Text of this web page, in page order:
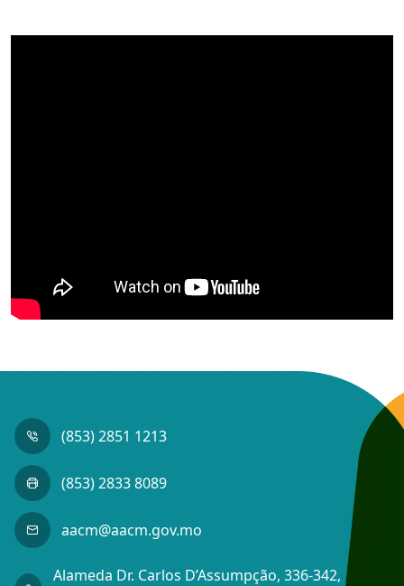
(853) 2851 1213
(853) 2833 8089
aacm@aacm.gov.mo
Alameda Dr. Carlos D’Assumpção, 336-342,